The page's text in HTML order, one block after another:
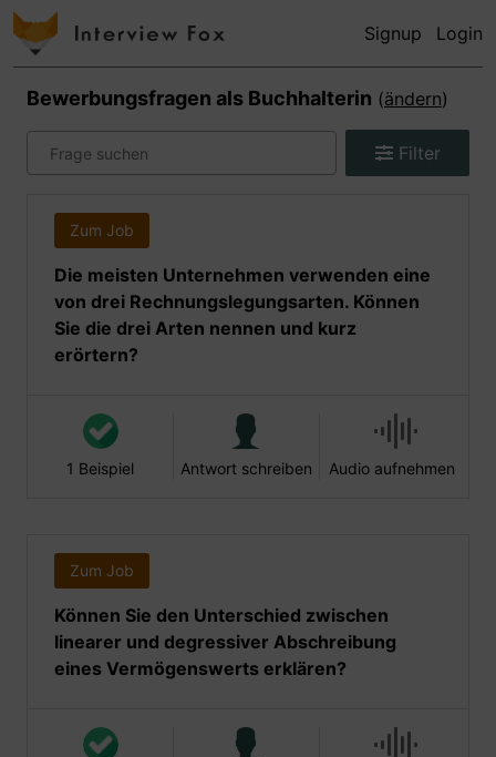
Signup Login
Bewerbungsfragen als Buchhalterin (ändern)
Filter
Zum Job
Die meisten Unternehmen verwenden eine
von drei Rechnungslegungsarten. Können
Sie die drei Arten nennen und kurz
erörtern?
1 Beispiel Antwort schreiben Audio aufnehmen
Zum Job
Können Sie den Unterschied zwischen
linearer und degressiver Abschreibung
eines Vermögenswerts erklären?